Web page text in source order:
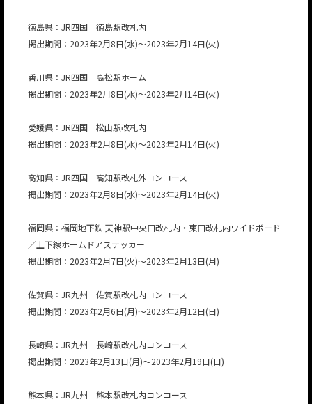
徳島県：JR四国 徳島駅改札内
掲出期間：2023年2月8日(水)～2023年2月14日(火)
香川県：JR四国 高松駅ホーム
掲出期間：2023年2月8日(水)～2023年2月14日(火)
愛媛県：JR四国 松山駅改札内
掲出期間：2023年2月8日(水)～2023年2月14日(火)
高知県：JR四国 高知駅改札外コンコース
掲出期間：2023年2月8日(水)～2023年2月14日(火)
福岡県：福岡地下鉄 天神駅中央口改札内・東口改札内ワイドボード
／上下線ホームドアステッカー
掲出期間：2023年2月7日(火)～2023年2月13日(月)
佐賀県：JR九州 佐賀駅改札内コンコース
掲出期間：2023年2月6日(月)～2023年2月12日(日)
長崎県：JR九州 長崎駅改札内コンコース
掲出期間：2023年2月13日(月)～2023年2月19日(日)
熊本県：JR九州 熊本駅改札内コンコース